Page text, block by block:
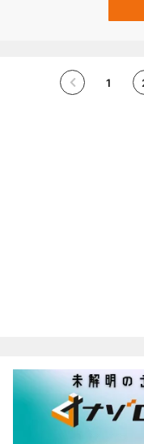
かも、その学び方は幼い
2026年1月8日付で科学雑
1